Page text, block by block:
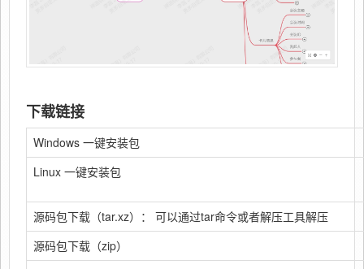
下载链接
Windows 一键安装包
Linux 一键安装包
源码包下载（tar.xz）： 可以通过tar命令或者解压工具解压
源码包下载（zip）